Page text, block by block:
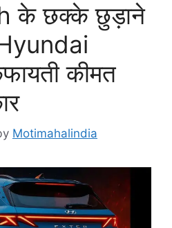
के छक्के छुड़ाने
कीमत
Motimahalindia